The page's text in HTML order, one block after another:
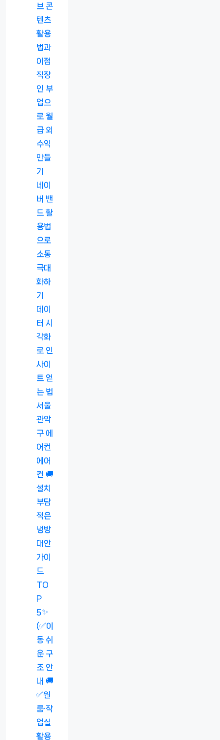
브 콘
텐츠
활용
법과
이점
직장
인 부
업으
로 월
급 외
수익
만들
기
네이
버 밴
드 활
용법
으로
소통
극대
화하
기
데이
터 시
각화
로 인
사이
트 얻
는 법
서울
관악
구 에
어컨
에어
컨 🚚
설치
부담
적은
냉방
대안
가이
드
TO
P
5✨
(✅이
동 쉬
운 구
조 안
내 🚚
✅원
룸·작
업실
활용